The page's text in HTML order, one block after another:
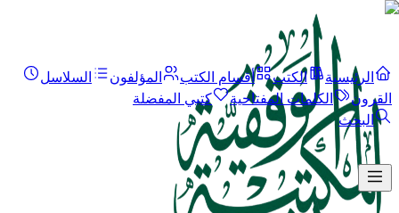
الرئيسية الكتب أقسام الكتب المؤلفون
السلاسل
القرون
الكلمات المفتاحية
كتبي المفضلة
البحث